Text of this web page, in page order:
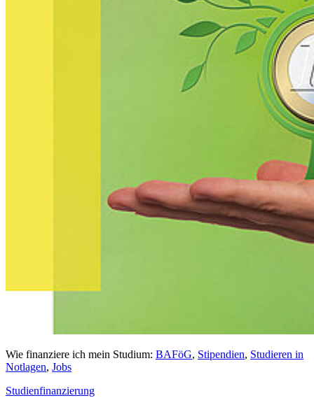
Wie finanziere ich mein Studium: BAFöG, Stipendien, Studieren in
Notlagen, Jobs
Studienfinanzierung